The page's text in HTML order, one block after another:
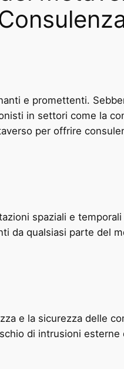
e promettenti.
in settori come la
per offrire
spaziali e
da qualsiasi parte del
e la sicurezza delle
di intrusioni esterne